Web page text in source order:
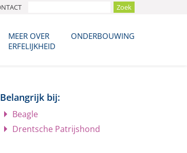
MEER OVER
ERFELIJKHEID
ONDERBOUWING
Belangrijk bij:
Beagle
Drentsche Patrijshond